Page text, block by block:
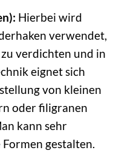
Hierbei wird
verwendet,
verdichten und in
eignet sich
von kleinen
oder filigranen
kann sehr
gestalten.